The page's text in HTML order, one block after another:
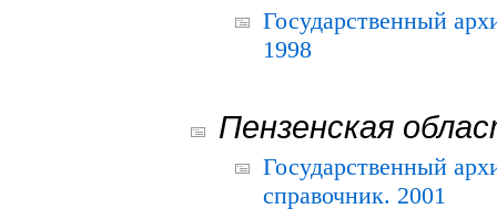
Государственный
1998
Пензенская
Государственный
справочник. 2001